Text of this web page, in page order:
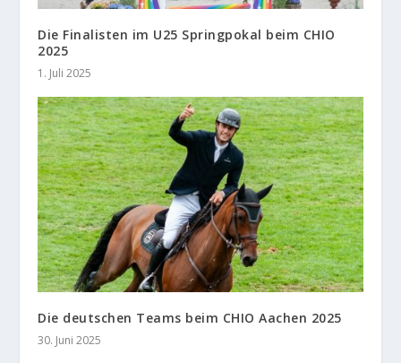
Die Finalisten im U25 Springpokal beim CHIO
2025
1. Juli 2025
Die deutschen Teams beim CHIO Aachen 2025
30. Juni 2025